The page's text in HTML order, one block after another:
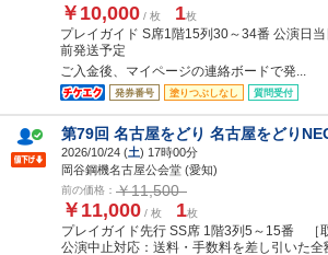
￥10,000 / 枚 1枚
プレイガイド S席1階15列30～34番 公演日
前発送予定
ご入金後、マイページの連絡ボードで発...
発券番号 塗りつぶしなし 質問受付
第79回 名古屋をどり 名古屋をどり
2026/10/24 (土) 17時00分
岡谷鋼機名古屋公会堂 (愛知)
前の価格： ￥11,500
￥11,000 / 枚 1枚
プレイガイド先行 SS席 1階3列5～15番 ［
公演中止対応：送料・手数料を差し引いた全